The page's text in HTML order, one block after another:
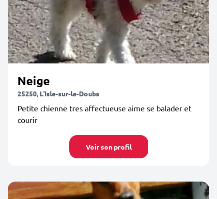
Neige
25250, L'Isle-sur-le-Doubs
Petite chienne tres affectueuse aime se balader et
courir
Voir son profil